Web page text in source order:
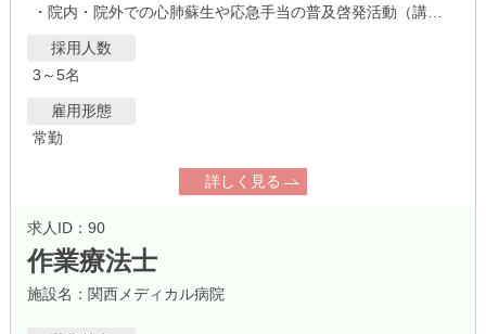
・院内・院外での心肺蘇生や応急手当の普及啓発活動（講習会等）
採用人数
3～5名
雇用形態
常勤
詳しく見る
求人ID：90
作業療法士
施設名：関西メディカル病院